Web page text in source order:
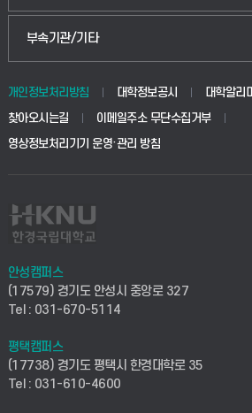
생명공학부
사회안전시스템공학부
컴퓨터응용수학부
ICT로봇기계공학부
전자전기공학부
공공정책대학원
교육대학원
웹메일
학사시스템(전문학사 및 전공심화)
사이버캠퍼스(전문학사 및 전공심화)
시설바로처리서비스
연구실안전관리시스템
산학연구관리시스템
부속기관/기타
중앙도서관
학생생활관(안성)
산학협력단
취업지원센터
창업지원센터
현장실습지원센터
개인정보처리방침 대학정보공시 대학알리미
찾아오시는길
이메일주소 무단수집거부
영상정보처리기기 운영·관리 방침
안성캠퍼스
(17579) 경기도 안성시 중앙로 327
Tel : 031-670-5114
평택캠퍼스
(17738) 경기도 평택시 한경대학로 35
Tel : 031-610-4600